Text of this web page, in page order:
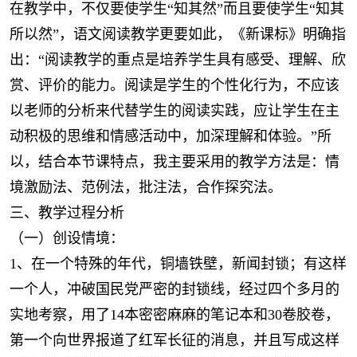
在教学中，不仅要使学生“知其然”而且要使学生“知其
所以然”，语文阅读教学更要如此，《新课标》明确指
出：“阅读教学的重点是培养学生具有感受、理解、欣
赏、评价的能力。阅读是学生的个性化行为，不应该
以老师的分析来代替学生的阅读实践，应让学生在主
动积极的思维和情感活动中，加深理解和体验。”所
以，结合本节课特点，我主要采用的教学方法是：情
境激励法、范例法，批注法，合作探究法。
三、教学过程分析
（一）创设情境：
1、在一个特殊的年代，铜墙铁壁，新闻封锁；有这样
一个人，冲破国民党严密的封锁线，经过四个多月的
实地考察，用了14本密密麻麻的笔记本和30卷胶卷，
第一个向世界报道了红军长征的消息，并且写成这样